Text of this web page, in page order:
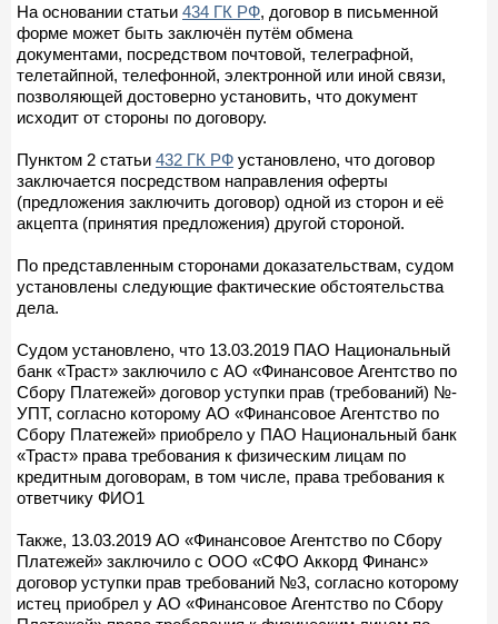
На основании статьи 434 ГК РФ, договор в письменной
форме может быть заключён путём обмена
документами, посредством почтовой, телеграфной,
телетайпной, телефонной, электронной или иной связи,
позволяющей достоверно установить, что документ
исходит от стороны по договору.
Пунктом 2 статьи 432 ГК РФ установлено, что договор
заключается посредством направления оферты
(предложения заключить договор) одной из сторон и её
акцепта (принятия предложения) другой стороной.
По представленным сторонами доказательствам, судом
установлены следующие фактические обстоятельства
дела.
Судом установлено, что 13.03.2019 ПАО Национальный
банк «Траст» заключило с АО «Финансовое Агентство по
Сбору Платежей» договор уступки прав (требований) №-
УПТ, согласно которому АО «Финансовое Агентство по
Сбору Платежей» приобрело у ПАО Национальный банк
«Траст» права требования к физическим лицам по
кредитным договорам, в том числе, права требования к
ответчику ФИО1
Также, 13.03.2019 АО «Финансовое Агентство по Сбору
Платежей» заключило с ООО «СФО Аккорд Финанс»
договор уступки прав требований №3, согласно которому
истец приобрел у АО «Финансовое Агентство по Сбору